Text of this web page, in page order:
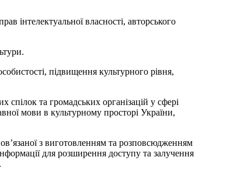
інтелектуальної власності, авторського
підвищення культурного рівня,
спілок та громадських організацій у сфері
мови в культурному просторі України,
з виготовленням та розповсюдженням
для розширення доступу та залучення